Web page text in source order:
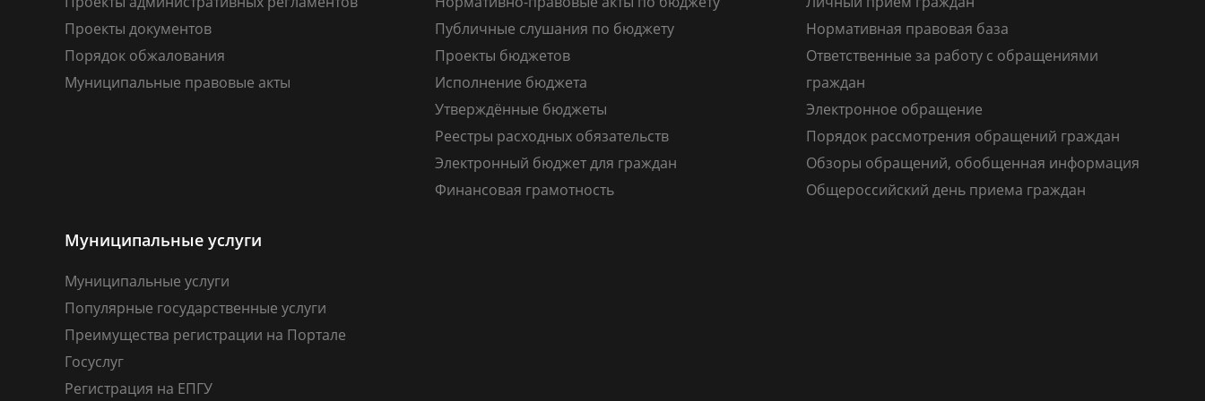
Проекты документов
Порядок обжалования
Муниципальные правовые акты
Публичные слушания по бюджету
Проекты бюджетов
Исполнение бюджета
Утверждённые бюджеты
Реестры расходных обязательств
Электронный бюджет для граждан
Финансовая грамотность
Нормативная правовая база
Ответственные за работу с обращениями
граждан
Электронное обращение
Порядок рассмотрения обращений граждан
Обзоры обращений, обобщенная информация
Общероссийский день приема граждан
Муниципальные услуги
Муниципальные услуги
Популярные государственные услуги
Преимущества регистрации на Портале
Госуслуг
Регистрация на ЕПГУ